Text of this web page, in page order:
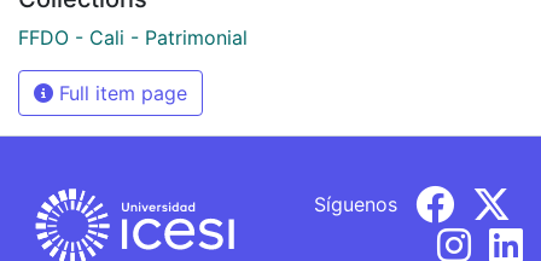
FFDO - Cali - Patrimonial
Full item page
Síguenos